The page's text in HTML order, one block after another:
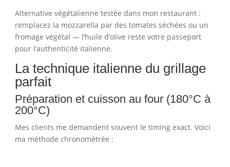
Alternative végétalienne testée dans mon restaurant :
remplacez la mozzarella par des tomates séchées ou un
fromage végétal — l’huile d’olive reste votre passeport
pour l’authenticité italienne.
La technique italienne du grillage
parfait
Préparation et cuisson au four (180°C à
200°C)
Mes clients me demandent souvent le timing exact. Voici
ma méthode chronométrée :